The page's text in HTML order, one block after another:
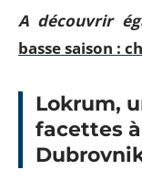
A découvrir
basse saison :
Lokrum,
facettes